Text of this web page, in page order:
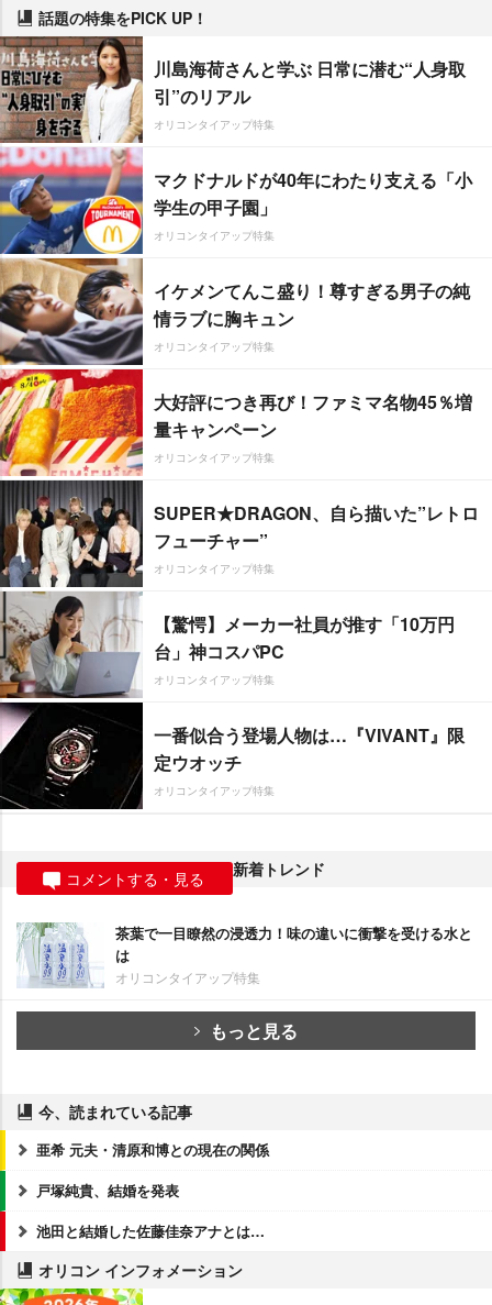
話題の特集をPICK UP！
川島海荷さんと学ぶ 日常に潜む“人身取
引”のリアル
オリコンタイアップ特集
マクドナルドが40年にわたり支える「小
学生の甲子園」
オリコンタイアップ特集
イケメンてんこ盛り！尊すぎる男子の純
情ラブに胸キュン
オリコンタイアップ特集
大好評につき再び！ファミマ名物45％増
量キャンペーン
オリコンタイアップ特集
SUPER★DRAGON、自ら描いた”レトロ
フューチャー”
オリコンタイアップ特集
【驚愕】メーカー社員が推す「10万円
台」神コスパPC
オリコンタイアップ特集
一番似合う登場人物は…『VIVANT』限
定ウオッチ
オリコンタイアップ特集
コメントする・見る 新着トレンド
茶葉で一目瞭然の浸透力！味の違いに衝撃を受ける水と
は
オリコンタイアップ特集
もっと見る
今、読まれている記事
亜希 元夫・清原和博との現在の関係
戸塚純貴、結婚を発表
池田と結婚した佐藤佳奈アナとは…
オリコン インフォメーション